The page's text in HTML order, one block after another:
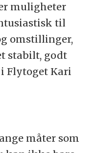
muligheter
til
omstillinger,
stabilt, godt
Flytoget Kari
måter som